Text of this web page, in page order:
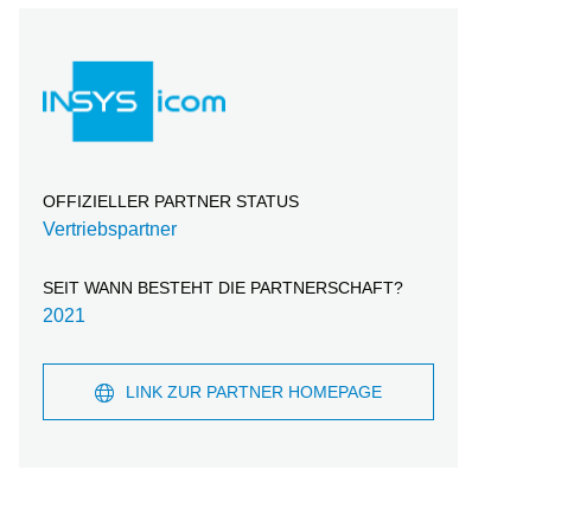
OFFIZIELLER PARTNER STATUS
Vertriebspartner
SEIT WANN BESTEHT DIE PARTNERSCHAFT?
2021
LINK ZUR PARTNER HOMEPAGE